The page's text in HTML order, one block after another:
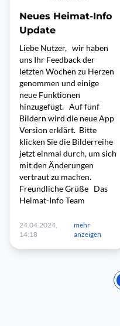
Neues Heimat-Info
Update
Liebe Nutzer, wir haben
uns Ihr Feedback der
letzten Wochen zu Herzen
genommen und einige
neue Funktionen
hinzugefügt. Auf fünf
Bildern wird die neue App
Version erklärt. Bitte
klicken Sie die Bilderreihe
jetzt einmal durch, um sich
mit den Änderungen
vertraut zu machen.
Freundliche Grüße Das
Heimat-Info Team
24.04.2024,
14:18
mehr
anzeigen